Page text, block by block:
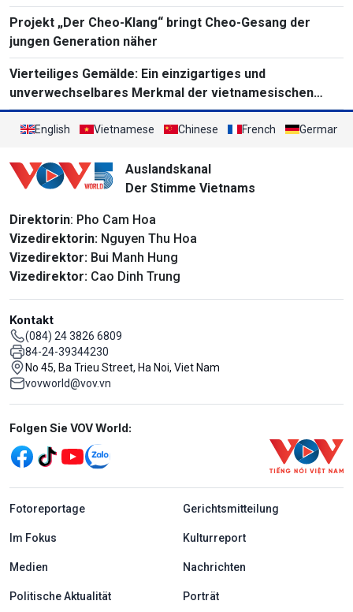
Projekt „Der Cheo-Klang“ bringt Cheo-Gesang der
jungen Generation näher
Vierteiliges Gemälde: Ein einzigartiges und
unverwechselbares Merkmal der vietnamesischen
Volksmalerei
English Vietnamese Chinese French German
Auslandskanal
Der Stimme Vietnams
Direktorin: Pho Cam Hoa
Vizedirektorin: Nguyen Thu Hoa
Vizedirektor: Bui Manh Hung
Vizedirektor: Cao Dinh Trung
Kontakt
(084) 24 3826 6809
84-24-39344230
No 45, Ba Trieu Street, Ha Noi, Viet Nam
vovworld@vov.vn
Mạng xã hội
Folgen Sie VOV World:
menu footer tiếng Đức
Fotoreportage Gerichtsmitteilung
Im Fokus Kulturreport
Medien Nachrichten
Politische Aktualität Porträt